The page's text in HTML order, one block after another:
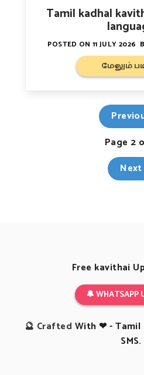
Tamil kadhal
POSTED ON11 JULY 2026
மேலும்
Page 2
Next
Free kavithai
🔔 WHATSAPP
🔮 Crafted With ❤ -
SMS.